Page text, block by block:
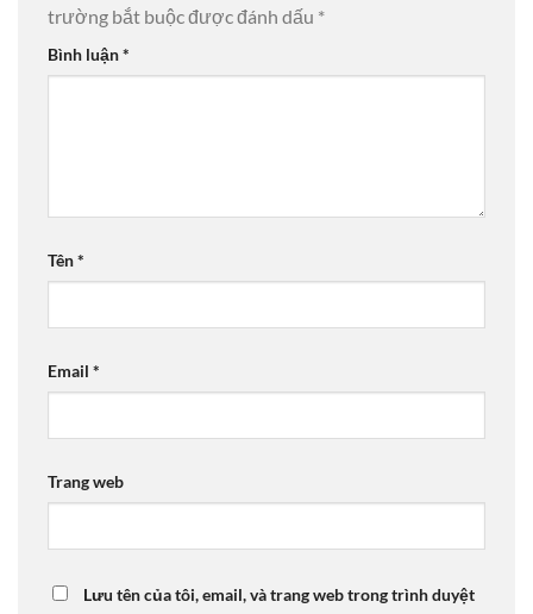
trường bắt buộc được đánh dấu *
Bình luận*
Tên*
Email *
Trang web
Lưu tên của tôi, email, và trang web trong trình duyệt